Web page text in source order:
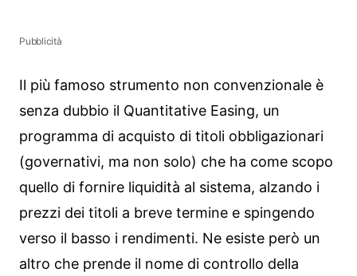
Pubblicità
Il più famoso strumento non convenzionale è
senza dubbio il Quantitative Easing, un
programma di acquisto di titoli obbligazionari
(governativi, ma non solo) che ha come scopo
quello di fornire liquidità al sistema, alzando i
prezzi dei titoli a breve termine e spingendo
verso il basso i rendimenti. Ne esiste però un
altro che prende il nome di controllo della